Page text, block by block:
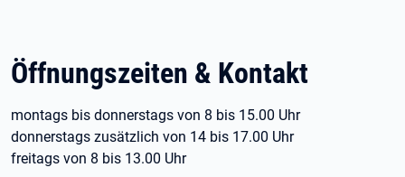
Öffnungszeiten & Kontakt
montags bis donnerstags von 8 bis 15.00 Uhr
donnerstags zusätzlich von 14 bis 17.00 Uhr
freitags von 8 bis 13.00 Uhr